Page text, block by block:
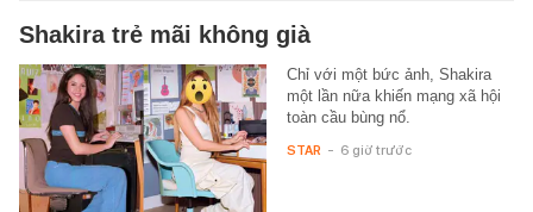
Shakira trẻ mãi không già
Chỉ với một bức ảnh, Shakira
một lần nữa khiến mạng xã hội
toàn cầu bùng nổ.
STAR - 6 giờ trước